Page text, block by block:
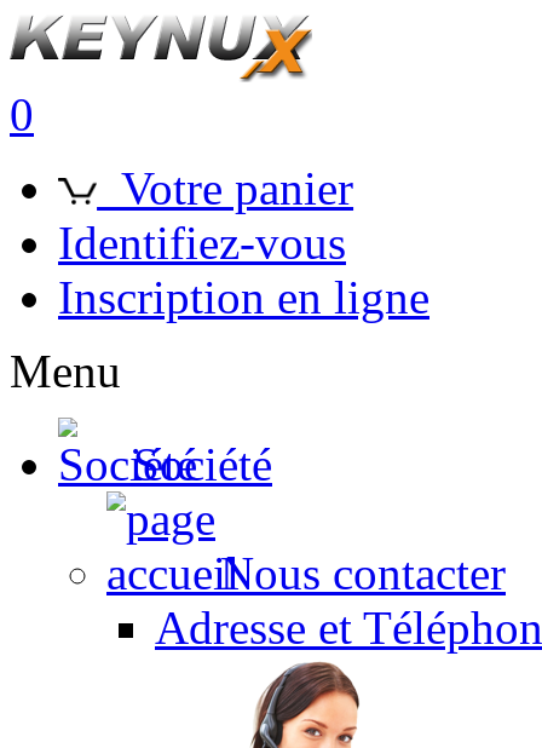
0
Votre panier
Identifiez-vous
Inscription en ligne
Menu
Société
Nous contacter
Adresse et